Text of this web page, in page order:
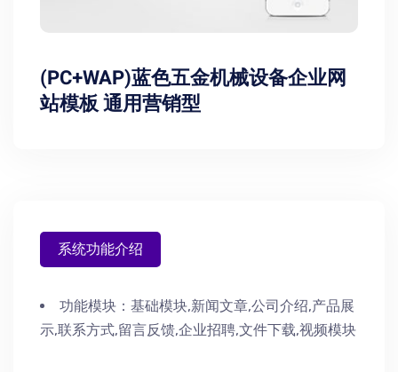
(PC+WAP)蓝色五金机械设备企业网
站模板 通用营销型
系统功能介绍
功能模块： 基础模块,新闻文章,公司介绍,产品展
示,联系方式,留言反馈,企业招聘,文件下载,视频模块